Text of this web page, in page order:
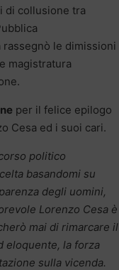
di collusione tra
rassegnò le dimissioni
magistratura
per il felice epilogo
Cesa ed i suoi cari.
politico
basandomi su
degli uomini,
Lorenzo Cesa è
mai di rimarcare il
eloquente, la forza
sulla vicenda.